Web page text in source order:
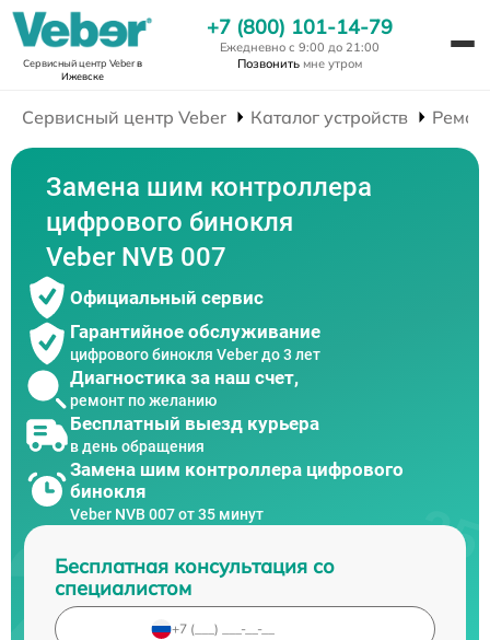
Сервисный центр Veberв
Ижевске
+7 (800) 101-14-79
Ежедневно с 9:00 до 21:00
Позвонить мне утром
Сервисный центр Veber Каталог устройств
Замена шим контроллера
цифрового бинокля
Veber NVB 007
Официальный сервис
Гарантийное обслуживание
цифрового бинокля Veber до 3 лет
Диагностика за наш счет,
ремонт по желанию
Бесплатный выезд курьера
в день обращения
Замена шим контроллера цифрового
бинокля
Veber NVB 007 от 35 минут
Бесплатная консультация со
специалистом